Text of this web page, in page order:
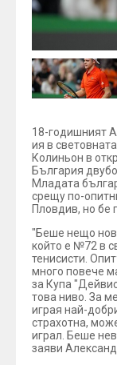
18-годишният
ия в
Колиньон в
България
Младата
срещу по-
Пловдив, но бе
"Беше нещо
който е №72 в
тенисисти.
много повече
за Купа
това ниво. За
играя най-
страхотна,
играл. Беше
заяви